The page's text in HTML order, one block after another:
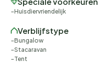
Huisdiervriendelijk
Verblijfstype
Bungalow
Stacaravan
Tent